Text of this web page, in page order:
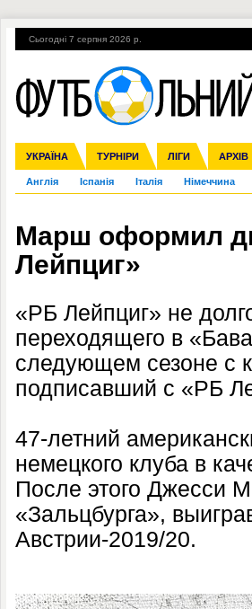
Сьогодні 7 серпня 2026 р.
УКРАЇНА ТУРНІРИ ЛІГИ АРХІВ
Збірна Прем'єр-ліга Перша ліга
Ліга чемпіонів Ліга Європи Міжнародні
Англія Іспанія Італія Німеччина
ЧС-2014 ЄВРО-2016 Росія Кубок
Гарячі теми УПЛ, 1-й тур ВІЙНА
Марш оформил
Лейпциг»
«РБ Лейпциг» не
переходящего в
следующем сезоне с
подписавший с «РБ
47-летний
немецкого клуба в
После этого Джесси
«Зальцбурга»,
Австрии-2019/20.